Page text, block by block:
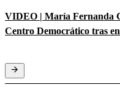
VIDEO | María Fernanda
Centro Democrático tras